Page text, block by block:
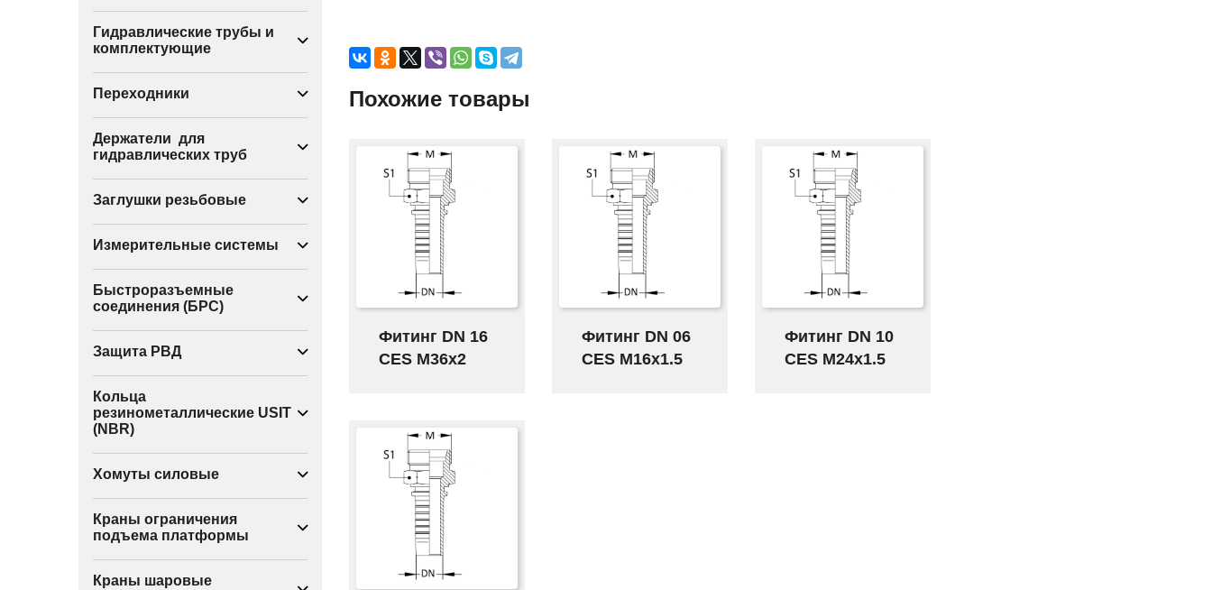
Гидравлические трубы и
комплектующие
Переходники
Держатели для
гидравлических труб
Заглушки резьбовые
Измерительные системы
Быстроразъемные
соединения (БРС)
Защита РВД
Кольца
резинометаллические USIT
(NBR)
Хомуты силовые
Краны ограничения
подъема платформы
Краны шаровые
Похожие товары
Фитинг DN 16
CES M36x2
Фитинг DN 06
CES M16x1.5
Фитинг DN 10
CES M24x1.5